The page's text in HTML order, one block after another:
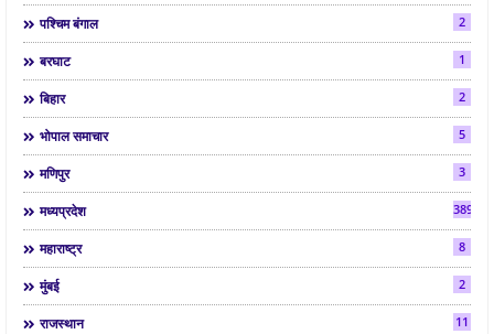
पश्चिम बंगाल 2
बरघाट 1
बिहार 2
भोपाल समाचार 5
मणिपुर 3
मध्यप्रदेश 3892
महाराष्ट्र 8
मुंबई 2
राजस्थान 11